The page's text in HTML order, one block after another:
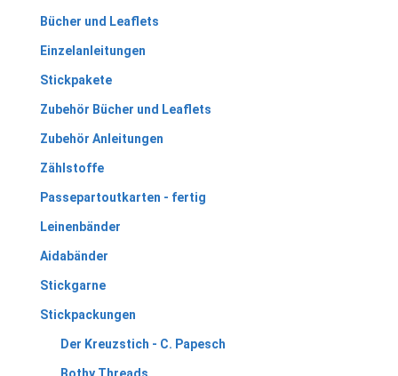
Bücher und Leaflets
Einzelanleitungen
Stickpakete
Zubehör Bücher und Leaflets
Zubehör Anleitungen
Zählstoffe
Passepartoutkarten - fertig
Leinenbänder
Aidabänder
Stickgarne
Stickpackungen
Der Kreuzstich - C. Papesch
Bothy Threads